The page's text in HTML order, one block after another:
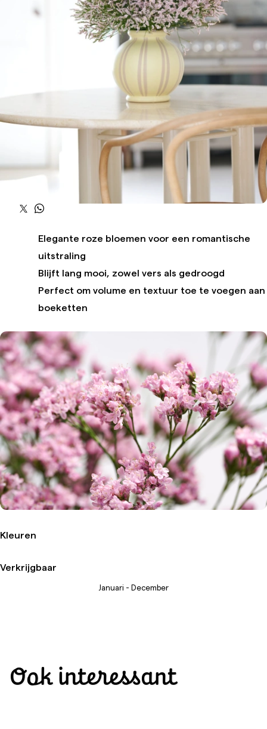
Elegante roze bloemen voor een romantische
uitstraling
Blijft lang mooi, zowel vers als gedroogd
Perfect om volume en textuur toe te voegen aan
boeketten
Kleuren
Verkrijgbaar
Januari - December
Ook interessant